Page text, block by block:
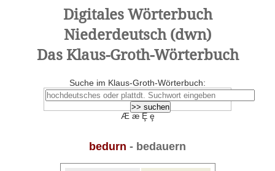
Digitales Wörterbuch
Niederdeutsch (dwn)
Das Klaus-Groth-Wörterbuch
Suche im Klaus-Groth-Wörterbuch:
Æ æ Ȩ ȩ
bedurn - bedauern